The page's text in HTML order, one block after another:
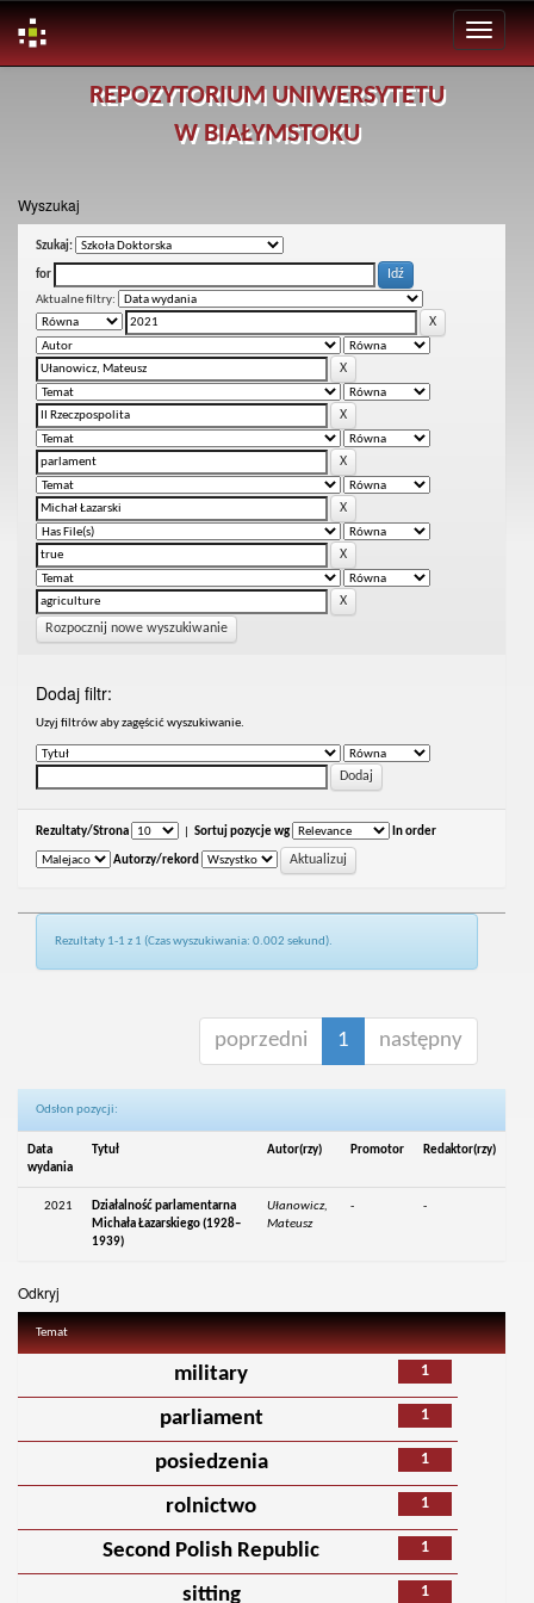
REPOZYTORIUM UNIWERSYTETU
W BIAŁYMSTOKU
Wyszukaj
Szukaj:
for
Aktualne filtry:
Rozpocznij nowe wyszukiwanie
Dodaj filtr:
Uzyj filtrów aby zagęścić wyszukiwanie.
Rezultaty/Strona Sortuj pozycje wg In order
Autorzy/rekord
Rezultaty 1-1 z 1 (Czas wyszukiwania: 0.002 sekund).
poprzedni 1 następny
Odsłon pozycji:
Data
wydania
Tytuł Autor(rzy) Promotor Redaktor(rzy)
2021
Działalność parlamentarna
Michała Łazarskiego (1928–
1939)
Ułanowicz,
Mateusz
- -
Odkryj
Temat
1
military
1
parliament
1
posiedzenia
1
rolnictwo
1
Second Polish Republic
1
sitting